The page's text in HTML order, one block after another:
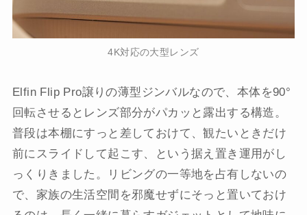
4K対応の大型レンズ
Elfin Flip Pro譲りの薄型ジンバルなので、本体を90°
回転させるとレンズ部分がパカッと露出する構造。
普段は本棚にすっと差しておけて、観たいときだけ
前にスライドして起こす、という据え置き運用がし
っくりきました。リビングの一等地を占有しないの
で、家族の生活空間を邪魔せずにそっと置いておけ